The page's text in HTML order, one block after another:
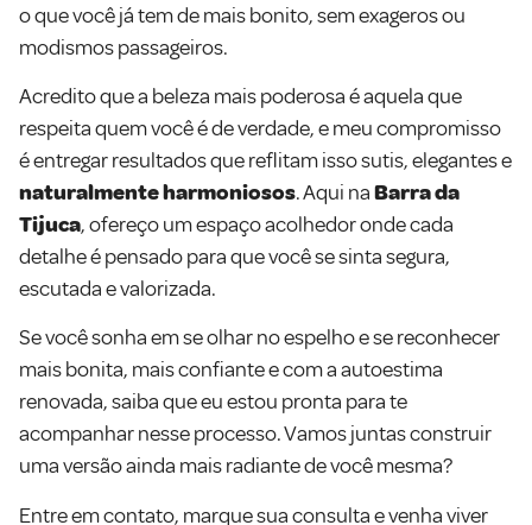
o que você já tem de mais bonito, sem exageros ou
modismos passageiros.
Acredito que a beleza mais poderosa é aquela que
respeita quem você é de verdade, e meu compromisso
é entregar resultados que reflitam isso sutis, elegantes e
naturalmente harmoniosos. Aqui naBarra da
Tijuca, ofereço um espaço acolhedor onde cada
detalhe é pensado para que você se sinta segura,
escutada e valorizada.
Se você sonha em se olhar no espelho e se reconhecer
mais bonita, mais confiante e com a autoestima
renovada, saiba que eu estou pronta para te
acompanhar nesse processo. Vamos juntas construir
uma versão ainda mais radiante de você mesma?
Entre em contato, marque sua consulta e venha viver